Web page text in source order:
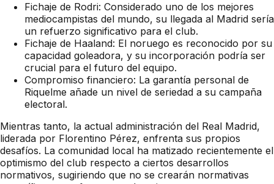
Fichaje de Rodri: Considerado uno de los mejores
mediocampistas del mundo, su llegada al Madrid sería
un refuerzo significativo para el club.
Fichaje de Haaland: El noruego es reconocido por su
capacidad goleadora, y su incorporación podría ser
crucial para el futuro del equipo.
Compromiso financiero: La garantía personal de
Riquelme añade un nivel de seriedad a su campaña
electoral.
Mientras tanto, la actual administración del Real Madrid,
liderada por Florentino Pérez, enfrenta sus propios
desafíos. La comunidad local ha matizado recientemente el
optimismo del club respecto a ciertos desarrollos
normativos, sugiriendo que no se crearán normativas